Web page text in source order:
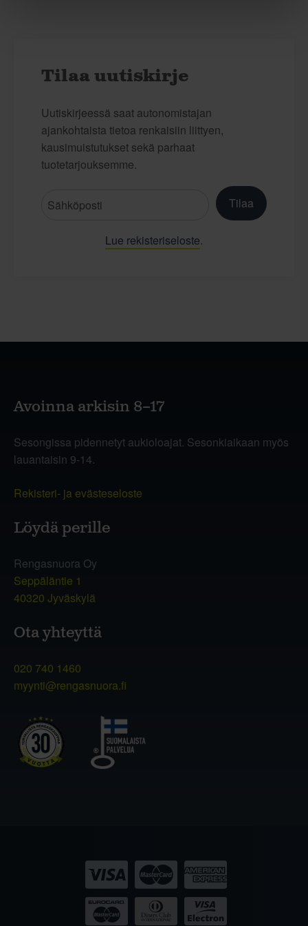
Tilaa uutiskirje
Uutiskirjeessä saat autonomistajan
ajankohtaista tietoa renkaisiin liittyen,
kausimuistutukset sekä parhaat
tuotetarjouksemme.
Tilaa
Lue rekisteriseloste.
Avoinna arkisin 8–17
Sesongissa pidennetyt aukioloajat. Sesonkiaikaan myös
lauantaisin 9-14.
Rekisteri- ja evästeseloste
Löydä perille
Rengasnuora Oy
Seppäläntie 1
40320 Jyväskylä
Ota yhteyttä
020 740 1460
myynti@rengasnuora.fi